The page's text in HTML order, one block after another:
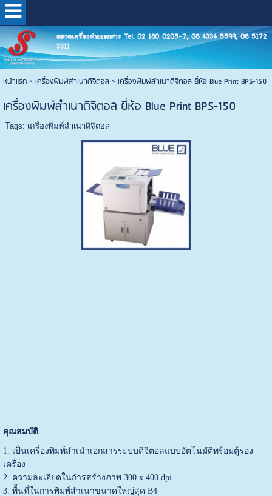
ตลาดเครื่องถ่ายเอกสาร Tel. 02 180 0205-7, 08 4334 5599, 08 5172
3311
หน้าแรก> เครื่องพิมพ์สำเนาดิจิตอล> เครื่องพิมพ์สำเนาดิจิตอล ยี่ห้อ Blue Print BPS-150
เครื่องพิมพ์สำเนาดิจิตอล ยี่ห้อ Blue Print BPS-150
Tags: เครื่องพิมพ์สำเนาดิจิตอล
คุณสมบัติ
1. เป็นเครื่องพิมพ์สำเนำเอกสารระบบดิจิตอลแบบอัตโนมัติพร้อมตู้รอง
เครื่อง
2. ความละเอียดในกำรสร้างภาพ 300 x 400 dpi.
3. พื้นที่ในการพิมพ์สำเนาขนาดใหญ่สุด B4